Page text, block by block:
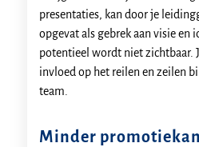
presentaties, kan door je
opgevat als gebrek aan visie en
potentieel wordt niet zichtbaar.
invloed op het reilen en zeilen
team.
Minder